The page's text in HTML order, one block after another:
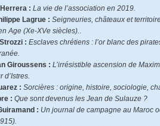
: La vie de l’association en 2019.
Lagrue : Seigneuries, châteaux et
Age (Xe-XVe siècles).
: Esclaves chrétiens : l’or blanc des
Giroussens : L’irrésistible ascension de
d’Istres.
: Sorcières : origine, histoire, sociologie,
: Que sont devenus les Jean de Sulauze ?
: Un journal de campagne au Maroc